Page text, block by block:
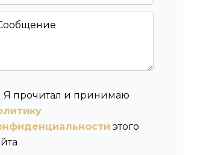
Я прочитал и принимаю
этого